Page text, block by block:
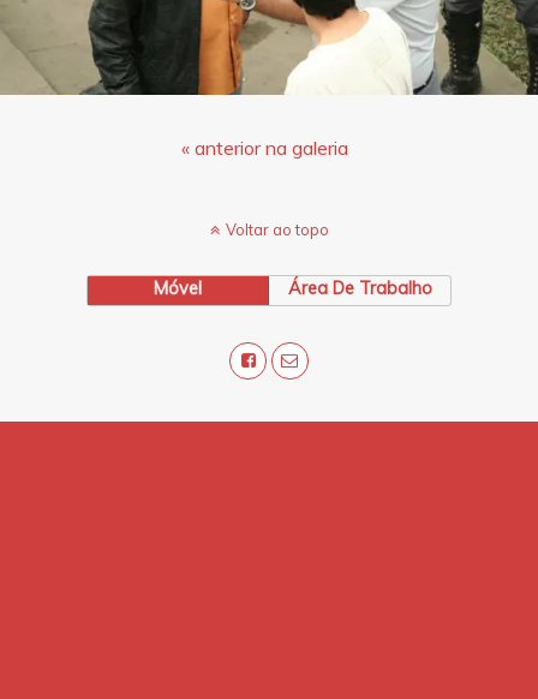
« anterior na galeria
Voltar ao topo
Móvel Área De Trabalho